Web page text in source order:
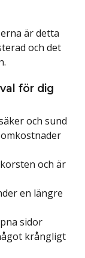
är detta
och det
för dig
och sund
och är
en längre
sidor
krångligt